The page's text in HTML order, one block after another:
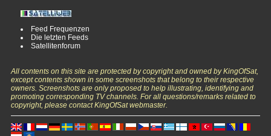
Feed Frequenzen
Die letzten Feeds
Satellitenforum
All contents on this site are protected by copyright and owned by KingOfSat,
except contents shown in some screenshots that belong to their respective
owners. Screenshots are only proposed to help illustrating, identifying and
promoting corresponding TV channels. For all questions/remarks related to
copyright, please contact KingOfSat webmaster.